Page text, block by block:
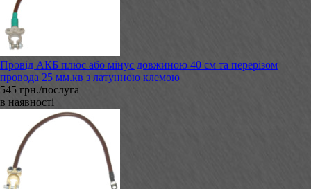
Провід АКБ плюс або мінус довжиною 40 см та перерізом
провода 25 мм.кв з латунною клемою
545 грн./послуга
в наявності